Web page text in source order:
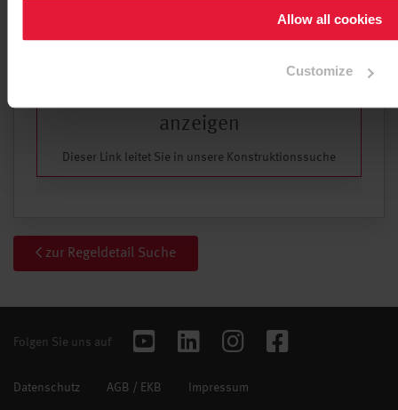
Allow all cookies
Customize
anzeigen
Dieser Link leitet Sie in unsere Konstruktionssuche
zur Regeldetail Suche
Folgen Sie uns auf
Datenschutz AGB / EKB Impressum